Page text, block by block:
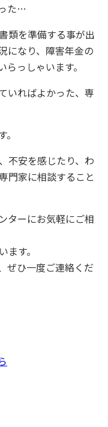
た…
類を準備する事が出
になり、障害年金の
っしゃいます。
いればよかった、専
不安を感じたり、わ
門家に相談すること
ターにお気軽にご相
す。
ぜひ一度ご連絡くだ